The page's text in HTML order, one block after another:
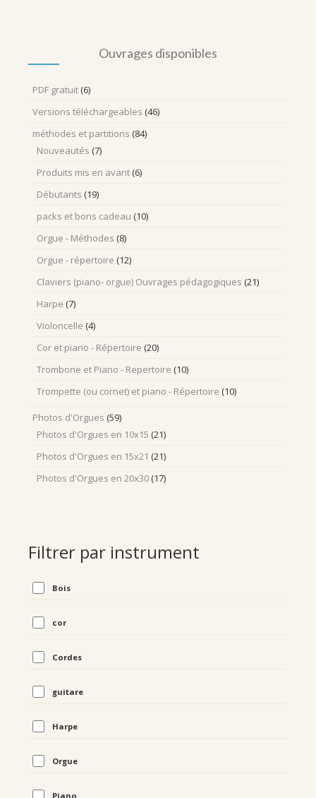
Ouvrages disponibles
PDF gratuit (6)
Versions téléchargeables (46)
méthodes et partitions (84)
Nouveautés (7)
Produits mis en avant (6)
Débutants (19)
packs et bons cadeau (10)
Orgue - Méthodes (8)
Orgue - répertoire (12)
Claviers (piano- orgue) Ouvrages pédagogiques (21)
Harpe (7)
Violoncelle (4)
Cor et piano - Répertoire (20)
Trombone et Piano - Repertoire (10)
Trompette (ou cornet) et piano - Répertoire (10)
Photos d'Orgues (59)
Photos d'Orgues en 10x15 (21)
Photos d'Orgues en 15x21 (21)
Photos d'Orgues en 20x30 (17)
Filtrer par instrument
Bois
cor
Cordes
guitare
Harpe
Orgue
Piano